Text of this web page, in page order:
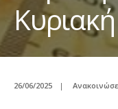
Κυριακή
26/06/2025 |